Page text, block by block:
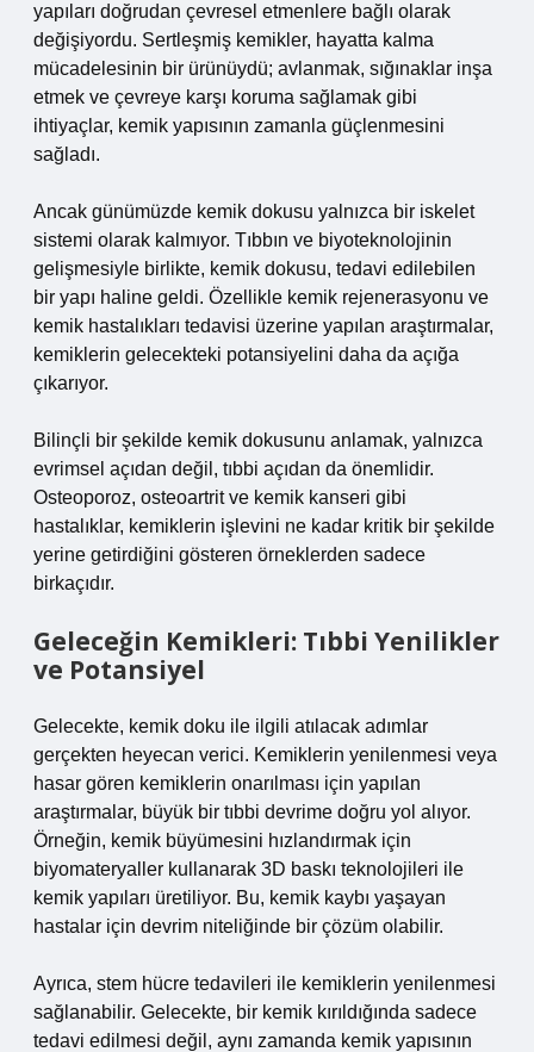
yapıları doğrudan çevresel etmenlere bağlı olarak
değişiyordu. Sertleşmiş kemikler, hayatta kalma
mücadelesinin bir ürünüydü; avlanmak, sığınaklar inşa
etmek ve çevreye karşı koruma sağlamak gibi
ihtiyaçlar, kemik yapısının zamanla güçlenmesini
sağladı.
Ancak günümüzde kemik dokusu yalnızca bir iskelet
sistemi olarak kalmıyor. Tıbbın ve biyoteknolojinin
gelişmesiyle birlikte, kemik dokusu, tedavi edilebilen
bir yapı haline geldi. Özellikle kemik rejenerasyonu ve
kemik hastalıkları tedavisi üzerine yapılan araştırmalar,
kemiklerin gelecekteki potansiyelini daha da açığa
çıkarıyor.
Bilinçli bir şekilde kemik dokusunu anlamak, yalnızca
evrimsel açıdan değil, tıbbi açıdan da önemlidir.
Osteoporoz, osteoartrit ve kemik kanseri gibi
hastalıklar, kemiklerin işlevini ne kadar kritik bir şekilde
yerine getirdiğini gösteren örneklerden sadece
birkaçıdır.
Geleceğin Kemikleri: Tıbbi Yenilikler
ve Potansiyel
Gelecekte, kemik doku ile ilgili atılacak adımlar
gerçekten heyecan verici. Kemiklerin yenilenmesi veya
hasar gören kemiklerin onarılması için yapılan
araştırmalar, büyük bir tıbbi devrime doğru yol alıyor.
Örneğin, kemik büyümesini hızlandırmak için
biyomateryaller kullanarak 3D baskı teknolojileri ile
kemik yapıları üretiliyor. Bu, kemik kaybı yaşayan
hastalar için devrim niteliğinde bir çözüm olabilir.
Ayrıca, stem hücre tedavileri ile kemiklerin yenilenmesi
sağlanabilir. Gelecekte, bir kemik kırıldığında sadece
tedavi edilmesi değil, aynı zamanda kemik yapısının